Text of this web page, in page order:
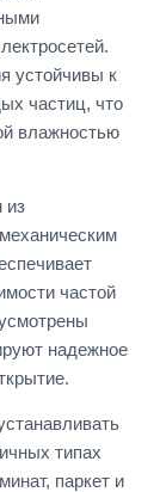
устойчивы к
частиц, что
влажностью
из
частой
надежное
типах
паркет и